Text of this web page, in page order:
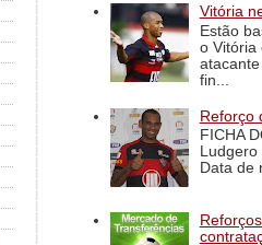
Vitória
Estão
o Vitória
fin...
Reforço
FICHA
Data de